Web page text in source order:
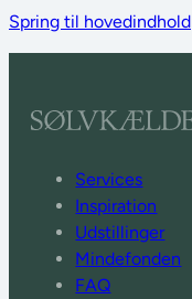
Spring til hovedindhold
Services
Inspiration
Udstillinger
Mindefonden
FAQ